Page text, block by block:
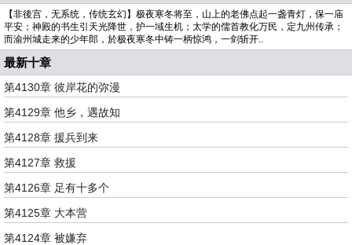
【非後宫，无系统，传统玄幻】极夜寒冬将至，山上的老佛点起一盏青灯，保一庙
平安；神殿的书生引天光降世，护一域生机；太学的儒首教化万民，定九州传承；
而渝州城走来的少年郎，於极夜寒冬中铸一柄惊鸿，一剑斩开..
最新十章
第4130章 彼岸花的弥漫
第4129章 他乡，遇故知
第4128章 援兵到来
第4127章 救援
第4126章 足有十多个
第4125章 大本营
第4124章 被嫌弃